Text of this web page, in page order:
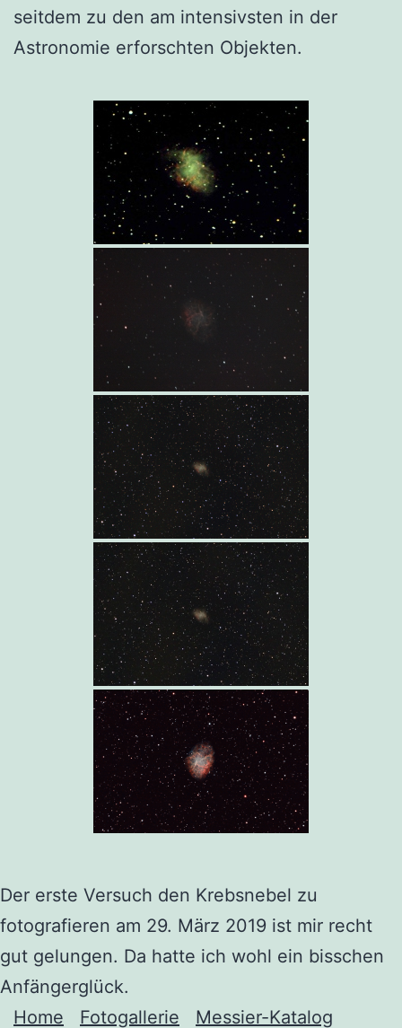
seitdem zu den am intensivsten in der
Astronomie erforschten Objekten.
Der erste Versuch den Krebsnebel zu
fotografieren am 29. März 2019 ist mir recht
gut gelungen. Da hatte ich wohl ein bisschen
Anfängerglück.
Home
Fotogallerie Messier-Katalog